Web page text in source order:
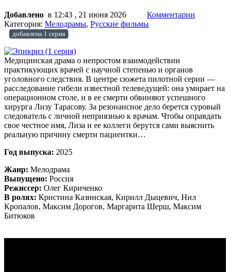
Добавлено в 12:43 , 21 июня 2026
Комментарии
Категория: Мелодрамы, Русские фильмы
добавлена 1 серия
Медицинская драма о непростом взаимодействии
практикующих врачей с научной степенью и органов
уголовного следствия. В центре сюжета пилотной серии —
расследование гибели известной телеведущей: она умирает на
операционном столе, и в ее смерти обвиняют успешного
хирурга Лизу Тарасову. За резонансное дело берется суровый
следователь с личной неприязнью к врачам. Чтобы оправдать
свое честное имя, Лиза и ее коллеги берутся сами выяснить
реальную причину смерти пациентки…
Год выпуска: 2025
Жанр: Мелодрама
Выпущено: Россия
Режиссер: Олег Кириченко
В ролях: Кристина Казинская, Кирилл Дыцевич, Нил
Кропалов, Максим Дорогов, Маргарита Шерш, Максим
Битюков